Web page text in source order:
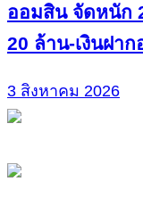
ออมสิน จัดหนัก
20 ล้าน-เงินฝา
3 สิงหาคม 2026